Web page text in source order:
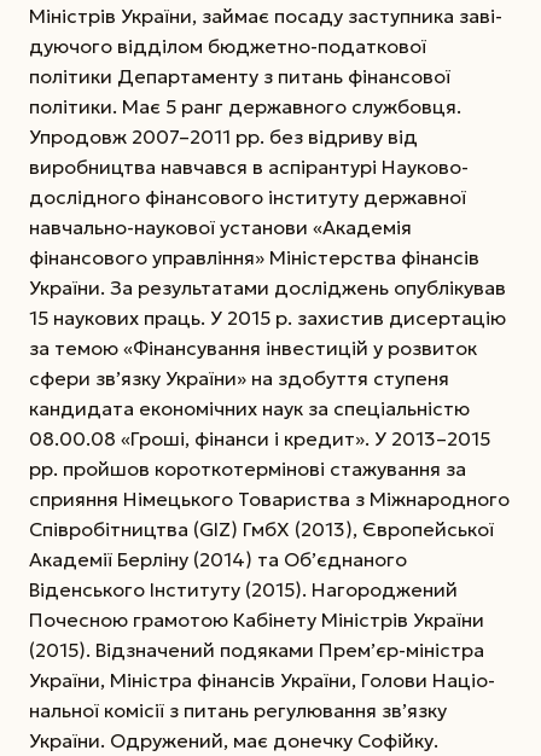
Міністрів України, займає посаду заступника заві­
дуючого відділом бюджетно-податкової
політики Департаменту з питань фінансової
політики. Має 5 ранг державного службовця.
Упродовж 2007–2011 рр. без відриву від
виробницт­ва навчався в аспірантурі Науково-
дослідного фінансового інституту державної
навчально-наукової установи «Академія
фінансового управління» Міністерства фінансів
Украї­ни. За результатами досліджень опуб­лікував
15 наукових праць. У 2015 р. захистив дисертацію
за темою «Фінансування інвестицій у розвиток
сфери зв’язку України» на здобуття ступеня
кандидата економічних наук за спеціальністю
08.00.08 «Гроші, фінанси і кредит». У 2013–2015
рр. пройшов короткотермінові стажування за
сприяння Німецького Товариства з Міжнародного
Співробітництва (GIZ) ГмбХ (2013), Європейської
Академії Берліну (2014) та Об’єднаного
Віденського Інституту (2015). Нагороджений
Почесною грамотою Кабінету Міністрів України
(2015). Відзначений подяками Прем’єр-міністра
України, Міністра фінансів України, Голови Націо­
нальної комісії з питань регулювання зв’язку
України. Одружений, має донечку Софійку.